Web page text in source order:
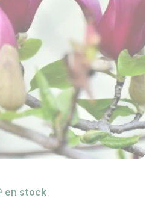
en stock